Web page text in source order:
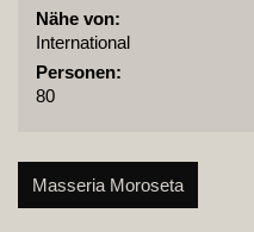
Nähe von:
International
Personen:
80
Masseria Moroseta